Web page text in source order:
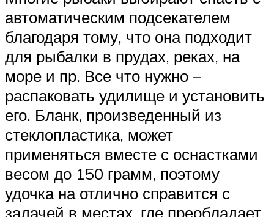
автоматическим подсекателем
благодаря тому, что она подходит
для рыбалки в прудах, реках, на
море и пр. Все что нужно –
распаковать удилище и установить
его. Бланк, произведенный из
стеклопластика, может
применяться вместе с оснастками
весом до 150 грамм, поэтому
удочка на отлично справится с
задачей в местах, где преобладает